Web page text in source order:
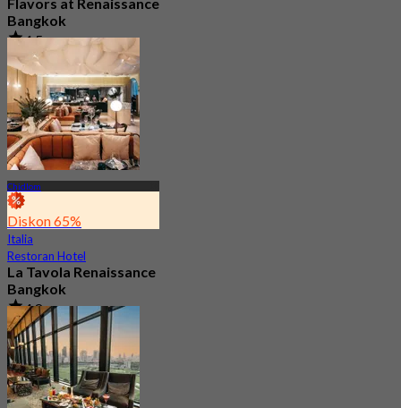
Flavors at Renaissance
Bangkok
4.5
17.3K telah dipesan
Dari฿ 545
Chidlom
Diskon 65%
Italia
Restoran Hotel
La Tavola Renaissance
Bangkok
4.8
2.2K telah dipesan
Dari฿ 645